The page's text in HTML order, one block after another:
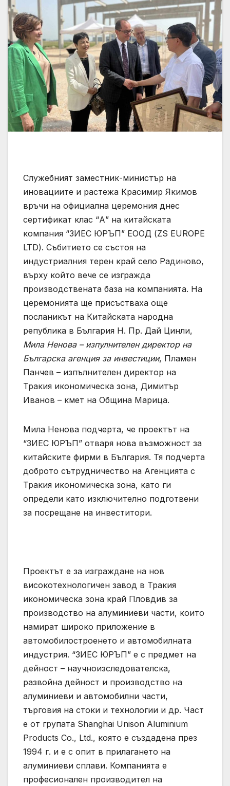
Служебният заместник-министър на
иновациите и растежа Красимир Якимов
връчи на официална церемония днес
сертификат клас “А” на китайската
компания “ЗИЕС ЮРЪП” ЕООД (ZS EUROPE
LTD). Събитието се състоя на
индустриалния терен край село Радиново,
върху който вече се изгражда
производствената база на компанията. На
церемонията ще присъстваха още
посланикът на Китайската народна
република в България Н. Пр. Дай Цинли,
Мила Ненова – изпулнителен директор на
Българска агенция за инвестиции, Пламен
Панчев – изпълнителен директор на
Тракия икономическа зона, Димитър
Иванов – кмет на Община Марица.
Мила Ненова подчерта, че проектът на
“ЗИЕС ЮРЪП” отваря нова възможност за
китайските фирми в България. Тя подчерта
доброто сътрудничество на Агенцията с
Тракия икономическа зона, като ги
определи като изключително подготвени
за посрещане на инвеститори.
Проектът е за изграждане на нов
високотехнологичен завод в Тракия
икономическа зона край Пловдив за
производство на алуминиеви части, които
намират широко приложение в
автомобилостроенето и автомобилната
индустрия. “ЗИЕС ЮРЪП” е с предмет на
дейност – научноизследователска,
развойна дейност и производство на
алуминиеви и автомобилни части,
търговия на стоки и технологии и др. Част
е от групата Shanghai Unison Aluminium
Products Co., Ltd., която е създадена през
1994 г. и е с опит в прилагането на
алуминиеви сплави. Компанията е
професионален производител на